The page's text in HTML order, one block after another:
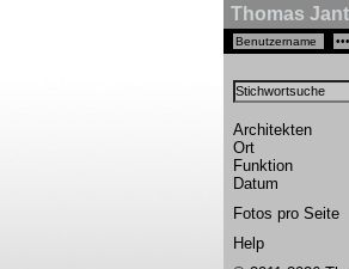
Thomas
Architekten
Ort
Funktion
Datum
Fotos pro Seite
Help